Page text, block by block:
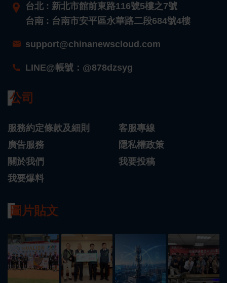
台北 : 新北市館前東路116號5樓之7號
台南 : 台南市安平區永華路二段684號4樓
support@chinanewscloud.com
LINE@帳號：@878dzsyg
公司
服務約定條款及細則
客服專線
廣告服務
隱私權政策
關於我們
我要投稿
我要爆料
圖片貼文